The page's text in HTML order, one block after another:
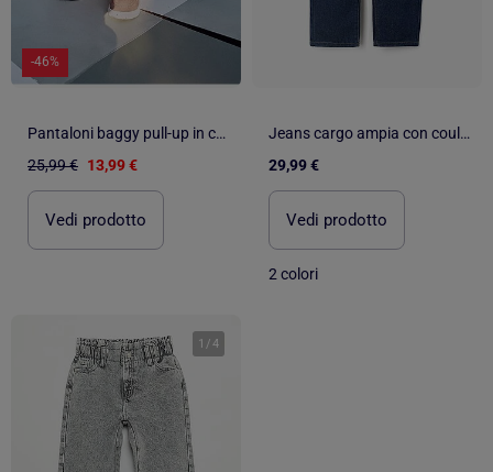
-46%
Pantaloni baggy pull-up in cotone b&s
25,99 € 13,99 €
Vedi prodotto
Jeans cargo ampia con coulisse
29,99 €
Vedi prodotto
2 colori
1 /4